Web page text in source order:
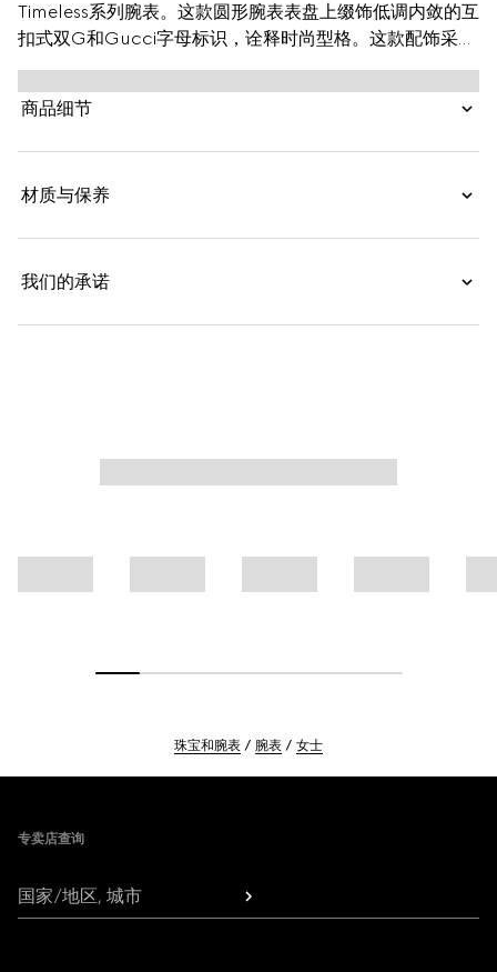
Timeless系列腕表。这款圆形腕表表盘上缀饰低调内敛的互
扣式双G和Gucci字母标识，诠释时尚型格。这款配饰采用
银色表盘，并缀饰品牌标志性图案。
商品细节
材质与保养
我们的承诺
珠宝和腕表 腕表 女士
专卖店查询
国家/地区, 城市